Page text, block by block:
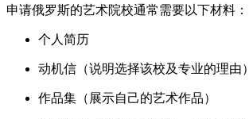
申请俄罗斯的艺术院校通常需要以下材料：
个人简历
动机信（说明选择该校及专业的理由）
作品集（展示自己的艺术作品）